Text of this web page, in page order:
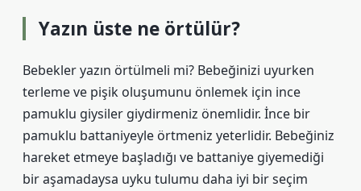
Yazın üste ne örtülür?
Bebekler yazın örtülmeli mi? Bebeğinizi uyurken
terleme ve pişik oluşumunu önlemek için ince
pamuklu giysiler giydirmeniz önemlidir. İnce bir
pamuklu battaniyeyle örtmeniz yeterlidir. Bebeğiniz
hareket etmeye başladığı ve battaniye giyemediği
bir aşamadaysa uyku tulumu daha iyi bir seçim